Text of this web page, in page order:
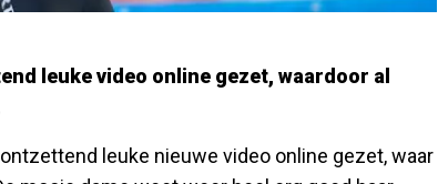
leuke video online gezet, waardoor al
leuke nieuwe video online gezet, waar